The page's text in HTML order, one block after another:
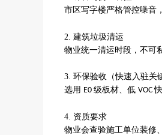
市区写字楼严格管控噪音
2. 建筑垃圾清运
物业统一清运时段，不可
3. 环保验收（快速入驻关
选用 E0 级板材、低 VOC
4. 资质要求
物业会查验施工单位装修